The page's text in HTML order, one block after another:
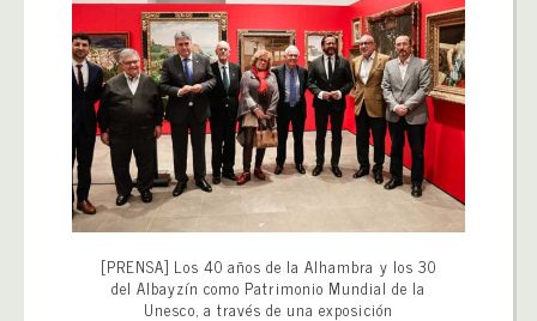
[PRENSA] Los 40 años de la Alhambra y los 30
del Albayzín como Patrimonio Mundial de la
Unesco, a través de una exposición